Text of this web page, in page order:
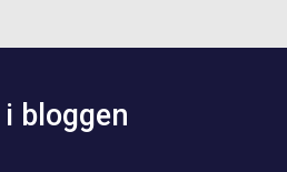
i bloggen